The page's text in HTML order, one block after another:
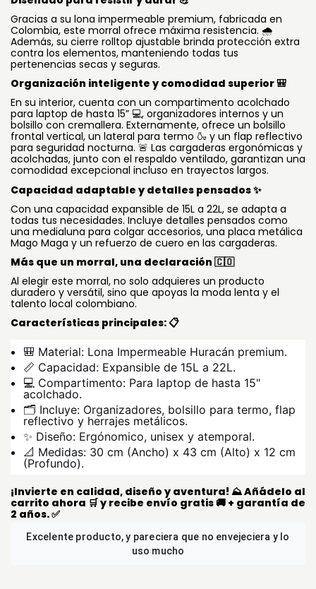
Gracias a su lona impermeable premium, fabricada en
Colombia, este morral ofrece máxima resistencia. 🌧️
Además, su cierre rolltop ajustable brinda protección extra
contra los elementos, manteniendo todas tus
pertenencias secas y seguras.
Organización inteligente y comodidad superior 🎒
En su interior, cuenta con un compartimento acolchado
para laptop de hasta 15” 💻, organizadores internos y un
bolsillo con cremallera. Externamente, ofrece un bolsillo
frontal vertical, un lateral para termo 🍶 y un flap reflectivo
para seguridad nocturna. 🚨 Las cargaderas ergonómicas y
acolchadas, junto con el respaldo ventilado, garantizan una
comodidad excepcional incluso en trayectos largos.
Capacidad adaptable y detalles pensados ✨
Con una capacidad expansible de 15L a 22L, se adapta a
todas tus necesidades. Incluye detalles pensados como
una medialuna para colgar accesorios, una placa metálica
Mago Maga y un refuerzo de cuero en las cargaderas.
Más que un morral, una declaración 🇨🇴
Al elegir este morral, no solo adquieres un producto
duradero y versátil, sino que apoyas la moda lenta y el
talento local colombiano.
Características principales: 📋
🎒 Material: Lona Impermeable Huracán premium.
📏 Capacidad: Expansible de 15L a 22L.
💻 Compartimento: Para laptop de hasta 15"
acolchado.
🗂️ Incluye: Organizadores, bolsillo para termo, flap
reflectivo y herrajes metálicos.
✨ Diseño: Ergónomico, unisex y atemporal.
📐 Medidas: 30 cm (Ancho) x 43 cm (Alto) x 12 cm
(Profundo).
¡Invierte en calidad, diseño y aventura! ⛰️ Añádelo al
carrito ahora 🛒 y recibe envío gratis 🚚 + garantía de
2 años. ✅
Felicitaciones por el buen servicio y por la calidad de